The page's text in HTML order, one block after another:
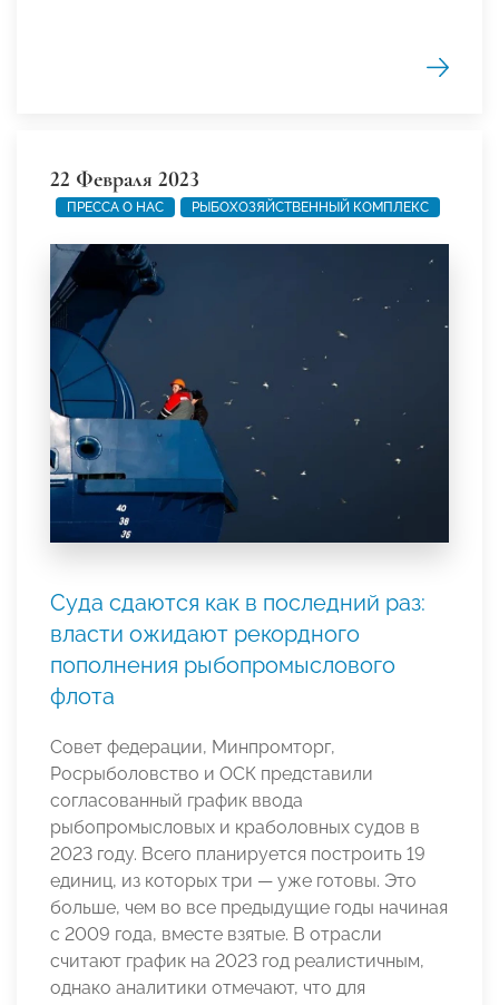
22 Февраля 2023
ПРЕССА О НАС РЫБОХОЗЯЙСТВЕННЫЙ КОМПЛЕКС
Суда сдаются как в последний раз:
власти ожидают рекордного
пополнения рыбопромыслового
флота
Совет федерации, Минпромторг,
Росрыболовство и ОСК представили
согласованный график ввода
рыбопромысловых и краболовных судов в
2023 году. Всего планируется построить 19
единиц, из которых три — уже готовы. Это
больше, чем во все предыдущие годы начиная
с 2009 года, вместе взятые. В отрасли
считают график на 2023 год реалистичным,
однако аналитики отмечают, что для